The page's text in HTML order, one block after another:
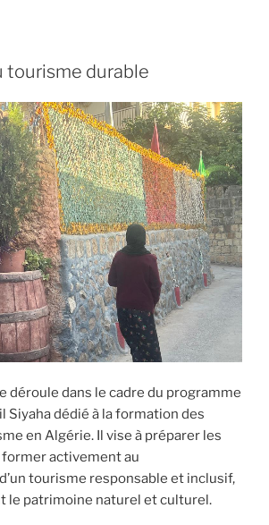
tourisme durable
déroule dans le cadre du programme
Siyaha dédié à la formation des
en Algérie. Il vise à préparer les
activement au
tourisme responsable et inclusif,
le patrimoine naturel et culturel.